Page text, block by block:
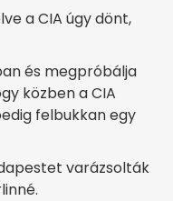
a CIA úgy dönt,
és megpróbálja
közben a CIA
felbukkan egy
varázsolták